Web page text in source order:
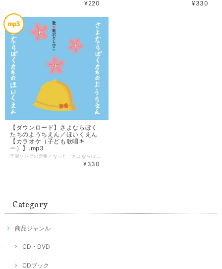
¥220 ¥330
【ダウンロード】さよならぼく
たちのようちえん／ほいくえん
【カラオケ（子ども歌唱キ
ー）】.mp3
¥330
Category
商品ジャンル
CD・DVD
CDブック